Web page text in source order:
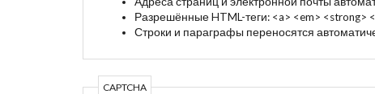
Разрешённые HTML-теги: <a> <em> <strong>
Строки и параграфы переносятся
CAPTCHA